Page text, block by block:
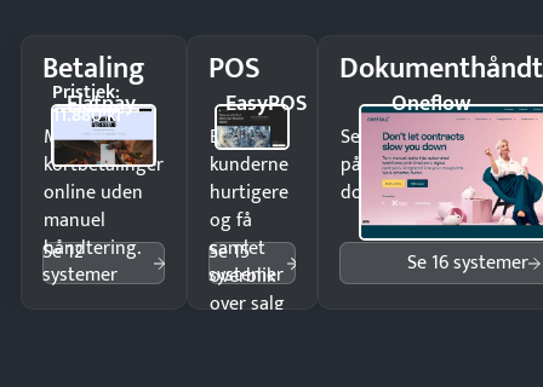
Betaling
Flatpay
Pristjek:
11.880 kr
Modtag
kortbetalinger
online uden
manuel
håndtering.
Se 12
systemer
POS
EasyPOS
Ekspedér
kunderne
hurtigere
og få
samlet
overblik
over salg
Se 15
systemer
Oneflow
Send kontrakter til
på minutter og mist
dokumenter.
Se 16 systemer